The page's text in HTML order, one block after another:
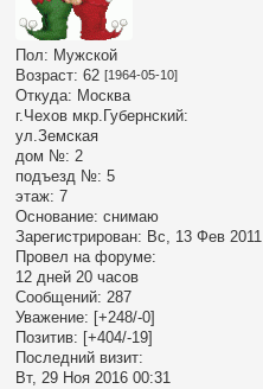
Пол: Мужской
Возраст: 62 [1964-05-10]
Откуда: Москва
г.Чехов мкр.Губернский:
ул.Земская
дом №: 2
подъезд №: 5
этаж: 7
Основание: снимаю
Зарегистрирован: Вс, 13 Фев 2011
Провел на форуме:
12 дней 20 часов
Сообщений: 287
Уважение: [+248/-0]
Позитив: [+404/-19]
Последний визит:
Вт, 29 Ноя 2016 00:31